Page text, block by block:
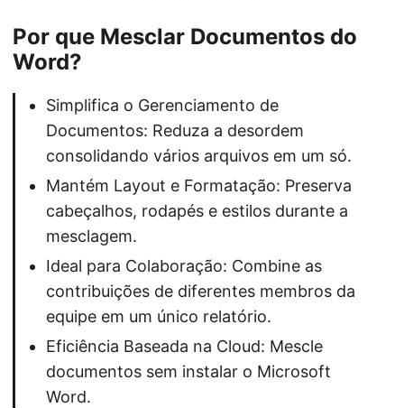
Por que Mesclar Documentos do
Word?
Simplifica o Gerenciamento de
Documentos: Reduza a desordem
consolidando vários arquivos em um só.
Mantém Layout e Formatação: Preserva
cabeçalhos, rodapés e estilos durante a
mesclagem.
Ideal para Colaboração: Combine as
contribuições de diferentes membros da
equipe em um único relatório.
Eficiência Baseada na Cloud: Mescle
documentos sem instalar o Microsoft
Word.